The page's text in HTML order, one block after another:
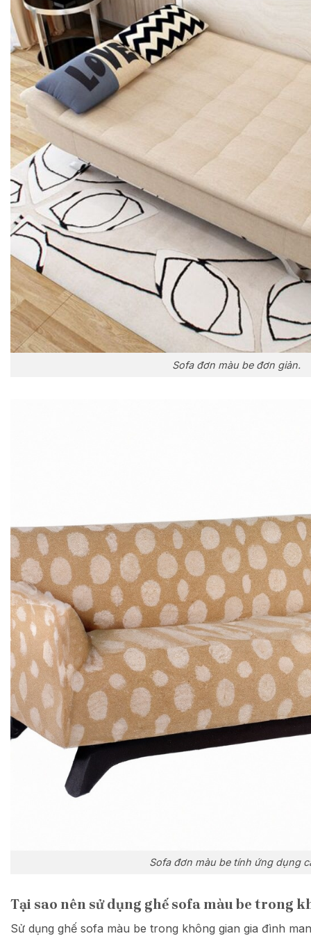
Sofa đơn màu be đơn giản.
Sofa đơn màu be tính ứng dụng
Tại sao nên sử dụng ghế sofa màu be trong
Sử dụng ghế sofa màu be trong không gian gia đình